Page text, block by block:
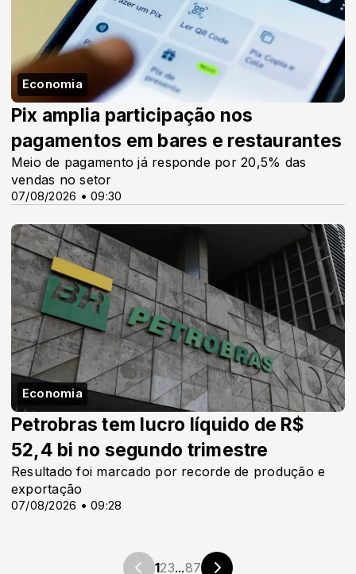
Economia
07/08/2026 • 09:30
Pix amplia participação nos
pagamentos em bares e restaurantes
Meio de pagamento já responde por 20,5% das
vendas no setor
Economia
07/08/2026 • 09:28
Petrobras tem lucro líquido de R$
52,4 bi no segundo trimestre
Resultado foi marcado por recorde de produção e
exportação
123...87